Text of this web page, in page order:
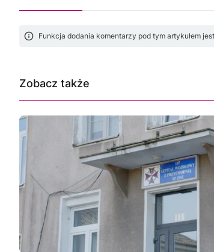
Funkcja dodania komentarzy pod tym artykułem
Zobacz także